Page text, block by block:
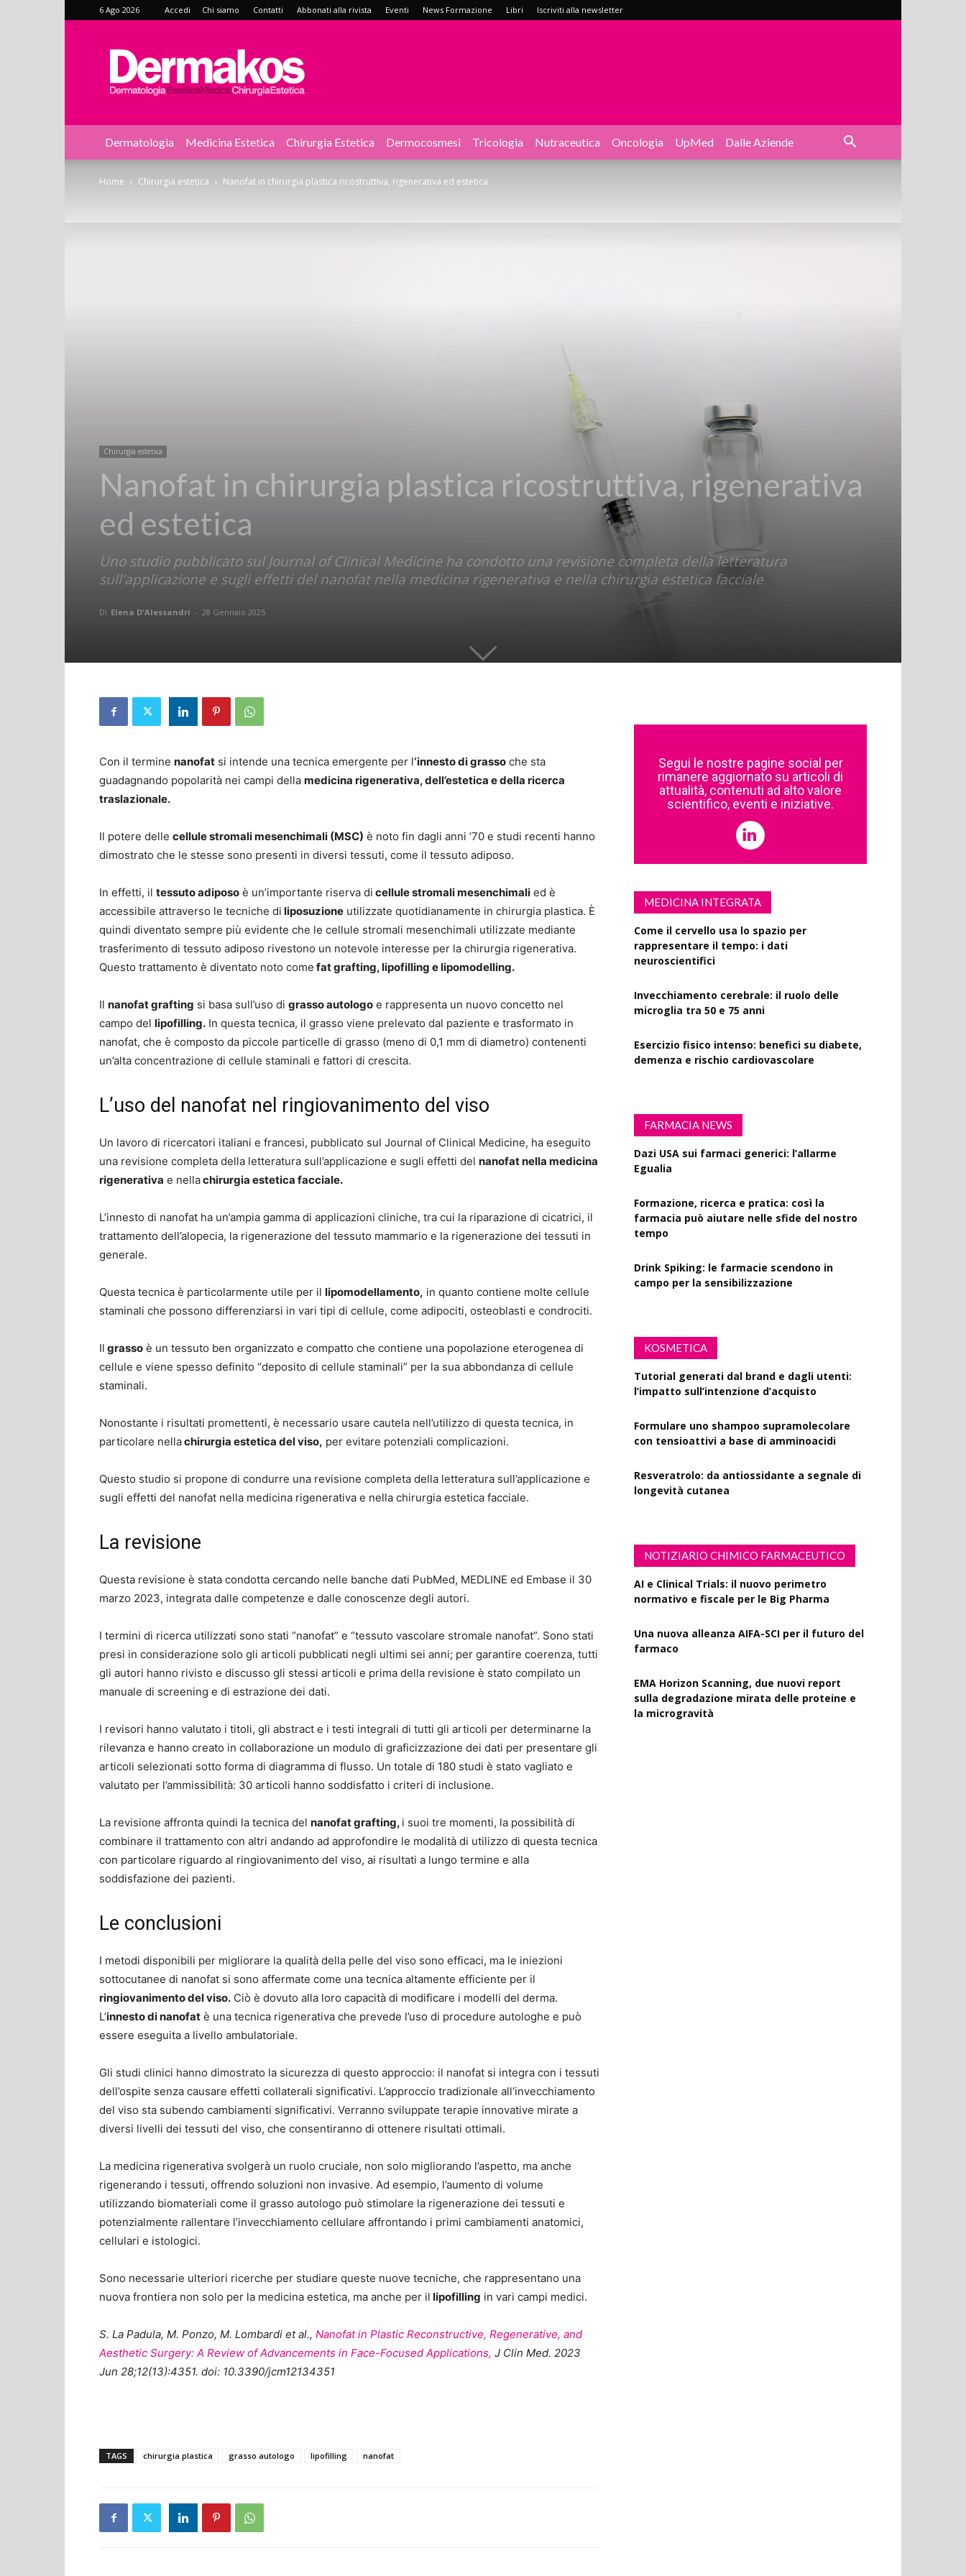
6 Ago 2026 Accedi Chi siamo Contatti Abbonati alla rivista Eventi News Formazione Libri Iscriviti alla newsletter
Dermakos
Dermatologia Medicina Estetica Chirurgia Estetica Dermocosmesi Tricologia Nutraceutica Oncologia UpMed Dalle Aziende
Home Chirurgia estetica Nanofat in chirurgia plastica ricostruttiva, rigenerativa ed estetica
Chirurgia estetica
Nanofat in chirurgia plastica ricostruttiva, rigenerativa
ed estetica
Uno studio pubblicato sul Journal of Clinical Medicine ha condotto una revisione completa della letteratura
sull'applicazione e sugli effetti del nanofat nella medicina rigenerativa e nella chirurgia estetica facciale
Di Elena D'Alessandri - 28 Gennaio 2025
Con il termine nanofat si intende una tecnica emergente per l‘innesto di grasso che sta
guadagnando popolarità nei campi della medicina rigenerativa, dell’estetica e della ricerca
traslazionale.
Il potere delle cellule stromali mesenchimali (MSC) è noto fin dagli anni ’70 e studi recenti hanno
dimostrato che le stesse sono presenti in diversi tessuti, come il tessuto adiposo.
In effetti, il tessuto adiposo è un’importante riserva di cellule stromali mesenchimali ed è
accessibile attraverso le tecniche di liposuzione utilizzate quotidianamente in chirurgia plastica. È
quindi diventato sempre più evidente che le cellule stromali mesenchimali utilizzate mediante
trasferimento di tessuto adiposo rivestono un notevole interesse per la chirurgia rigenerativa.
Questo trattamento è diventato noto come fat grafting, lipofilling e lipomodelling.
Il nanofat grafting si basa sull’uso di grasso autologo e rappresenta un nuovo concetto nel
campo del lipofilling. In questa tecnica, il grasso viene prelevato dal paziente e trasformato in
nanofat, che è composto da piccole particelle di grasso (meno di 0,1 mm di diametro) contenenti
un’alta concentrazione di cellule staminali e fattori di crescita.
L’uso del nanofat nel ringiovanimento del viso
Un lavoro di ricercatori italiani e francesi, pubblicato sul Journal of Clinical Medicine, ha eseguito
una revisione completa della letteratura sull’applicazione e sugli effetti del nanofat nella medicina
rigenerativa e nellachirurgia estetica facciale.
L’innesto di nanofat ha un’ampia gamma di applicazioni cliniche, tra cui la riparazione di cicatrici, il
trattamento dell’alopecia, la rigenerazione del tessuto mammario e la rigenerazione dei tessuti in
generale.
Questa tecnica è particolarmente utile per il lipomodellamento, in quanto contiene molte cellule
staminali che possono differenziarsi in vari tipi di cellule, come adipociti, osteoblasti e condrociti.
Il grasso è un tessuto ben organizzato e compatto che contiene una popolazione eterogenea di
cellule e viene spesso definito “deposito di cellule staminali” per la sua abbondanza di cellule
staminali.
Nonostante i risultati promettenti, è necessario usare cautela nell’utilizzo di questa tecnica, in
particolare nellachirurgia estetica del viso, per evitare potenziali complicazioni.
Questo studio si propone di condurre una revisione completa della letteratura sull’applicazione e
sugli effetti del nanofat nella medicina rigenerativa e nella chirurgia estetica facciale.
La revisione
Questa revisione è stata condotta cercando nelle banche dati PubMed, MEDLINE ed Embase il 30
marzo 2023, integrata dalle competenze e dalle conoscenze degli autori.
I termini di ricerca utilizzati sono stati “nanofat” e “tessuto vascolare stromale nanofat”. Sono stati
presi in considerazione solo gli articoli pubblicati negli ultimi sei anni; per garantire coerenza, tutti
gli autori hanno rivisto e discusso gli stessi articoli e prima della revisione è stato compilato un
manuale di screening e di estrazione dei dati.
I revisori hanno valutato i titoli, gli abstract e i testi integrali di tutti gli articoli per determinarne la
rilevanza e hanno creato in collaborazione un modulo di graficizzazione dei dati per presentare gli
articoli selezionati sotto forma di diagramma di flusso. Un totale di 180 studi è stato vagliato e
valutato per l’ammissibilità: 30 articoli hanno soddisfatto i criteri di inclusione.
La revisione affronta quindi la tecnica del nanofat grafting, i suoi tre momenti, la possibilità di
combinare il trattamento con altri andando ad approfondire le modalità di utilizzo di questa tecnica
con particolare riguardo al ringiovanimento del viso, ai risultati a lungo termine e alla
soddisfazione dei pazienti.
Le conclusioni
I metodi disponibili per migliorare la qualità della pelle del viso sono efficaci, ma le iniezioni
sottocutanee di nanofat si sono affermate come una tecnica altamente efficiente per il
ringiovanimento del viso. Ciò è dovuto alla loro capacità di modificare i modelli del derma.
L’innesto di nanofat è una tecnica rigenerativa che prevede l’uso di procedure autologhe e può
essere eseguita a livello ambulatoriale.
Gli studi clinici hanno dimostrato la sicurezza di questo approccio: il nanofat si integra con i tessuti
dell’ospite senza causare effetti collaterali significativi. L’approccio tradizionale all’invecchiamento
del viso sta subendo cambiamenti significativi. Verranno sviluppate terapie innovative mirate a
diversi livelli dei tessuti del viso, che consentiranno di ottenere risultati ottimali.
La medicina rigenerativa svolgerà un ruolo cruciale, non solo migliorando l’aspetto, ma anche
rigenerando i tessuti, offrendo soluzioni non invasive. Ad esempio, l’aumento di volume
utilizzando biomateriali come il grasso autologo può stimolare la rigenerazione dei tessuti e
potenzialmente rallentare l’invecchiamento cellulare affrontando i primi cambiamenti anatomici,
cellulari e istologici.
Sono necessarie ulteriori ricerche per studiare queste nuove tecniche, che rappresentano una
nuova frontiera non solo per la medicina estetica, ma anche per il lipofilling in vari campi medici.
S. La Padula, M. Ponzo, M. Lombardi et al., Nanofat in Plastic Reconstructive, Regenerative, and
Aesthetic Surgery: A Review of Advancements in Face-Focused Applications, J Clin Med. 2023
Jun 28;12(13):4351. doi: 10.3390/jcm12134351
TAGS chirurgia plastica grasso autologo lipofilling nanofat
Segui le nostre pagine social per
rimanere aggiornato su articoli di
attualità, contenuti ad alto valore
scientifico, eventi e iniziative.
MEDICINA INTEGRATA
Come il cervello usa lo spazio per
rappresentare il tempo: i dati
neuroscientifici
Invecchiamento cerebrale: il ruolo delle
microglia tra 50 e 75 anni
Esercizio fisico intenso: benefici su diabete,
demenza e rischio cardiovascolare
FARMACIA NEWS
Dazi USA sui farmaci generici: l’allarme
Egualia
Formazione, ricerca e pratica: così la
farmacia può aiutare nelle sfide del nostro
tempo
Drink Spiking: le farmacie scendono in
campo per la sensibilizzazione
KOSMETICA
Tutorial generati dal brand e dagli utenti:
l’impatto sull’intenzione d’acquisto
Formulare uno shampoo supramolecolare
con tensioattivi a base di amminoacidi
Resveratrolo: da antiossidante a segnale di
longevità cutanea
NOTIZIARIO CHIMICO FARMACEUTICO
AI e Clinical Trials: il nuovo perimetro
normativo e fiscale per le Big Pharma
Una nuova alleanza AIFA-SCI per il futuro del
farmaco
EMA Horizon Scanning, due nuovi report
sulla degradazione mirata delle proteine e
la microgravità